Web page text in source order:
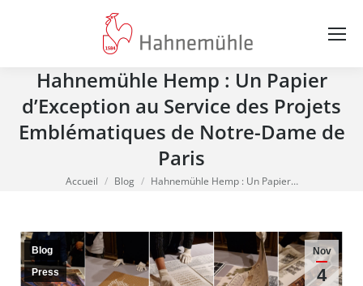
Hahnemühle Hemp : Un Papier
d’Exception au Service des Projets
Emblématiques de Notre-Dame de
Paris
Vous êtes ici :
Accueil Blog Hahnemühle Hemp : Un Papier…
Nov
4
Blog
Press